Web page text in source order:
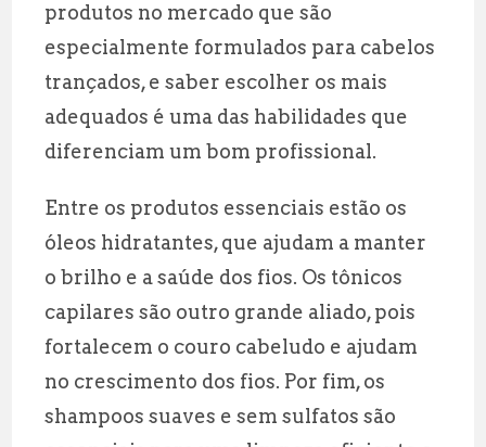
produtos no mercado que são
especialmente formulados para cabelos
trançados, e saber escolher os mais
adequados é uma das habilidades que
diferenciam um bom profissional.
Entre os produtos essenciais estão os
óleos hidratantes, que ajudam a manter
o brilho e a saúde dos fios. Os tônicos
capilares são outro grande aliado, pois
fortalecem o couro cabeludo e ajudam
no crescimento dos fios. Por fim, os
shampoos suaves e sem sulfatos são